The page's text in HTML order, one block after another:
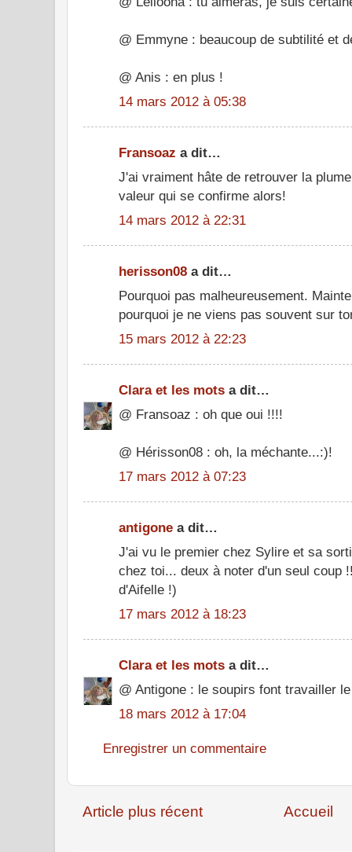
@ Emmyne : beaucoup de subtilité et
@ Anis : en plus !
14 mars 2012 à 05:38
Fransoaz a dit…
J'ai vraiment hâte de retrouver la
valeur qui se confirme alors!
14 mars 2012 à 22:31
herisson08 a dit…
Pourquoi pas malheureusement.
pourquoi je ne viens pas souvent sur
15 mars 2012 à 22:23
Clara et les mots a dit…
@ Fransoaz : oh que oui !!!!
@ Hérisson08 : oh, la méchante...:)!
17 mars 2012 à 07:23
antigone a dit…
J'ai vu le premier chez Sylire et sa
chez toi... deux à noter d'un seul coup
d'Aifelle !)
17 mars 2012 à 18:23
Clara et les mots a dit…
@ Antigone : le soupirs font travailler
18 mars 2012 à 17:04
Enregistrer un commentaire
Article plus récent Accueil